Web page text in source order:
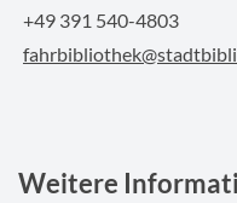
+49 391 540-4803
Weitere